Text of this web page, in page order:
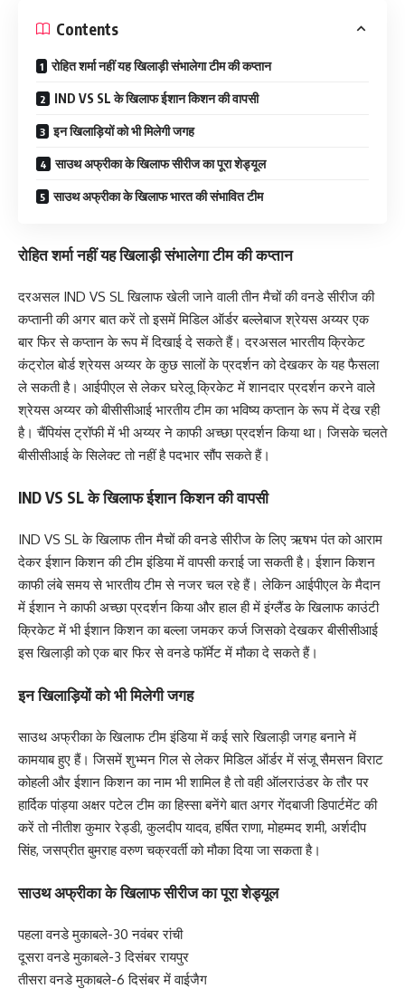
Contents
रोहित शर्मा नहीं यह खिलाड़ी संभालेगा टीम की कप्तान
IND VS SL के खिलाफ ईशान किशन की वापसी
इन खिलाड़ियों को भी मिलेगी जगह
साउथ अफ्रीका के खिलाफ सीरीज का पूरा शेड्यूल
साउथ अफ्रीका के खिलाफ भारत की संभावित टीम
रोहित शर्मा नहीं यह खिलाड़ी संभालेगा टीम की कप्तान
दरअसल IND VS SL खिलाफ खेली जाने वाली तीन मैचों की वनडे सीरीज की
कप्तानी की अगर बात करें तो इसमें मिडिल ऑर्डर बल्लेबाज श्रेयस अय्यर एक
बार फिर से कप्तान के रूप में दिखाई दे सकते हैं। दरअसल भारतीय क्रिकेट
कंट्रोल बोर्ड श्रेयस अय्यर के कुछ सालों के प्रदर्शन को देखकर के यह फैसला
ले सकती है। आईपीएल से लेकर घरेलू क्रिकेट में शानदार प्रदर्शन करने वाले
श्रेयस अय्यर को बीसीसीआई भारतीय टीम का भविष्य कप्तान के रूप में देख रही
है। चैंपियंस ट्रॉफी में भी अय्यर ने काफी अच्छा प्रदर्शन किया था। जिसके चलते
बीसीसीआई के सिलेक्ट तो नहीं है पदभार सौंप सकते हैं।
IND VS SL के खिलाफ ईशान किशन की वापसी
IND VS SL के खिलाफ तीन मैचों की वनडे सीरीज के लिए ऋषभ पंत को आराम
देकर ईशान किशन की टीम इंडिया में वापसी कराई जा सकती है। ईशान किशन
काफी लंबे समय से भारतीय टीम से नजर चल रहे हैं। लेकिन आईपीएल के मैदान
में ईशान ने काफी अच्छा प्रदर्शन किया और हाल ही में इंग्लैंड के खिलाफ काउंटी
क्रिकेट में भी ईशान किशन का बल्ला जमकर कर्ज जिसको देखकर बीसीसीआई
इस खिलाड़ी को एक बार फिर से वनडे फॉर्मेट में मौका दे सकते हैं।
इन खिलाड़ियों को भी मिलेगी जगह
साउथ अफ्रीका के खिलाफ टीम इंडिया में कई सारे खिलाड़ी जगह बनाने में
कामयाब हुए हैं। जिसमें शुभ्मन गिल से लेकर मिडिल ऑर्डर में संजू सैमसन विराट
कोहली और ईशान किशन का नाम भी शामिल है तो वही ऑलराउंडर के तौर पर
हार्दिक पांड्या अक्षर पटेल टीम का हिस्सा बनेंगे बात अगर गेंदबाजी डिपार्टमेंट की
करें तो नीतीश कुमार रेड्डी, कुलदीप यादव, हर्षित राणा, मोहम्मद शमी, अर्शदीप
सिंह, जसप्रीत बुमराह वरुण चक्रवर्ती को मौका दिया जा सकता है।
साउथ अफ्रीका के खिलाफ सीरीज का पूरा शेड्यूल
पहला वनडे मुकाबले-30 नवंबर रांची
दूसरा वनडे मुकाबले-3 दिसंबर रायपुर
तीसरा वनडे मुकाबले-6 दिसंबर में वाईजैग